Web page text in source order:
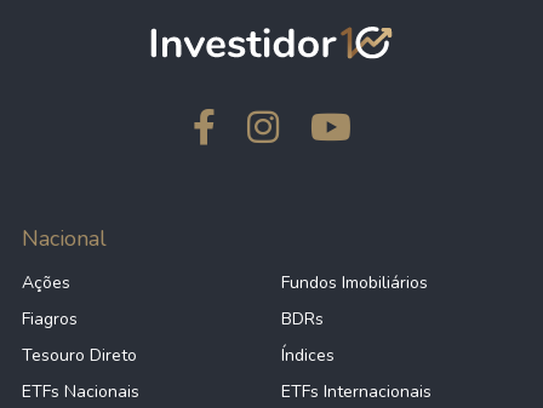
Nacional
Ações
Fundos Imobiliários
Fiagros
BDRs
Tesouro Direto
Índices
ETFs Nacionais
ETFs Internacionais